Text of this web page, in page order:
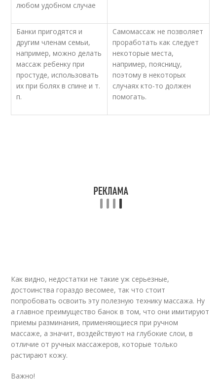
любом удобном случае
Банки пригодятся и
другим членам семьи,
например, можно делать
массаж ребенку при
простуде, использовать
их при болях в спине и т.
п.
Самомассаж не позволяет
проработать как следует
некоторые места,
например, поясницу,
поэтому в некоторых
случаях кто-то должен
помогать.
Как видно, недостатки не такие уж серьезные,
достоинства гораздо весомее, так что стоит
попробовать освоить эту полезную технику массажа. Ну
а главное преимущество банок в том, что они имитируют
приемы разминания, применяющиеся при ручном
массаже, а значит, воздействуют на глубокие слои, в
отличие от ручных массажеров, которые только
растирают кожу.
Важно!